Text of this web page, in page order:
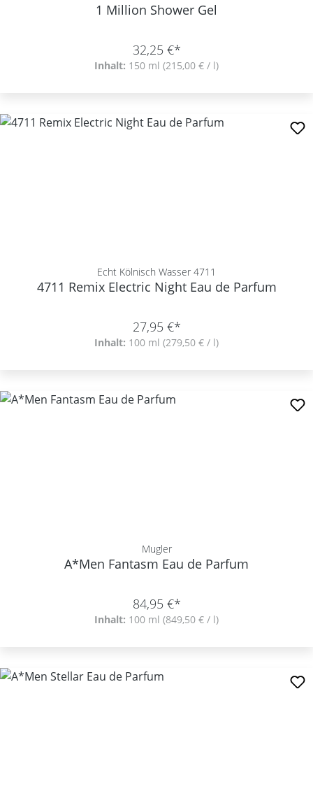
1 Million Shower Gel
32,25 €*
Inhalt: 150 ml (215,00 € / l)
Echt Kölnisch Wasser 4711
4711 Remix Electric Night Eau de Parfum
27,95 €*
Inhalt: 100 ml (279,50 € / l)
Mugler
A*Men Fantasm Eau de Parfum
84,95 €*
Inhalt: 100 ml (849,50 € / l)